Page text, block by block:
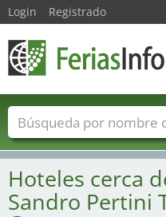
Hoteles cerca
Sandro Pertini
Login Registrado
Nombres de ferias
Sectores de ferias
Sectores de proveedor